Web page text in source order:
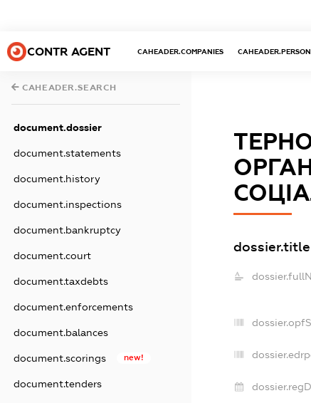
CONTR AGENT CAHEADER.COMPANIES
CAHEADER.SEARCH
document.dossier
document.statements
document.history
document.inspections
document.bankruptcy
document.court
document.taxdebts
document.enforcements
document.balances
document.scorings new!
document.tenders
dossier.title